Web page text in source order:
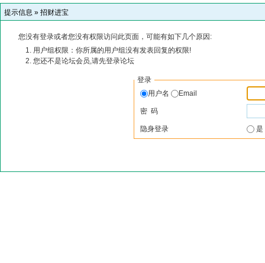
提示信息 » 招财进宝
您没有登录或者您没有权限访问此页面，可能有如下几个原因:
用户组权限：你所属的用户组没有发表回复的权限!
您还不是论坛会员,请先登录论坛
登录
用户名
Email
密 码
隐身登录